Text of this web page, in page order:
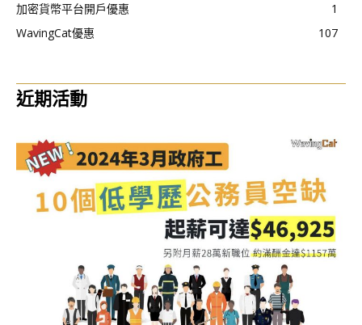
加密貨幣平台開戶優惠
1
WavingCat優惠
107
近期活動